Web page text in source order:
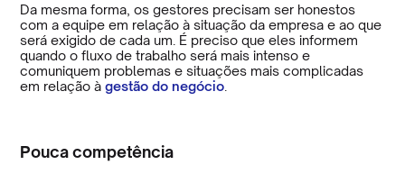
Da mesma forma, os gestores precisam ser honestos
com a equipe em relação à situação da empresa e ao que
será exigido de cada um. É preciso que eles informem
quando o fluxo de trabalho será mais intenso e
comuniquem problemas e situações mais complicadas
em relação àgestão do negócio
Pouca competência